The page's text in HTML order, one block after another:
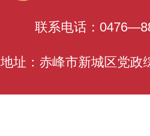
联系电话：
地址：赤峰市新城区党政